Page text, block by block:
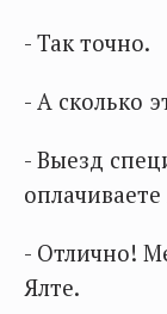
- Так точно.
- А сколько
- Выезд
- Отлично!
Ялте.